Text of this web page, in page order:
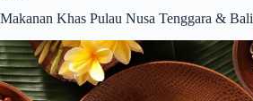
Makanan Khas Pulau Nusa Tenggara & Bali